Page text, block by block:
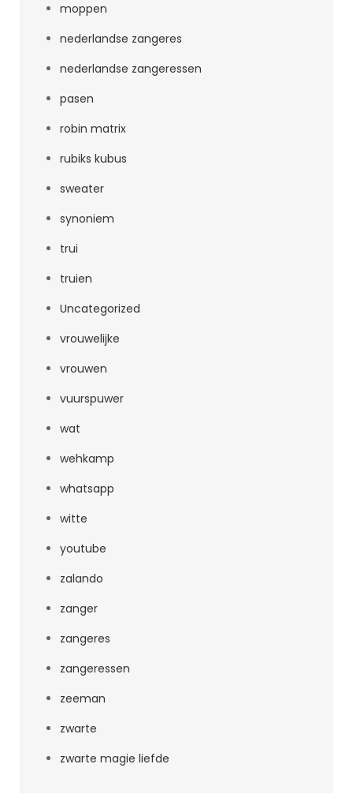
moppen
nederlandse zangeres
nederlandse zangeressen
pasen
robin matrix
rubiks kubus
sweater
synoniem
trui
truien
Uncategorized
vrouwelijke
vrouwen
vuurspuwer
wat
wehkamp
whatsapp
witte
youtube
zalando
zanger
zangeres
zangeressen
zeeman
zwarte
zwarte magie liefde